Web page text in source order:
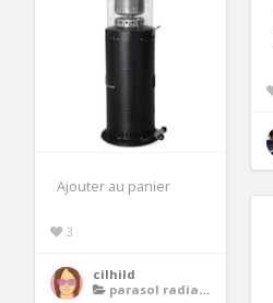
Ajouter au panier
3
cilhild
parasol radiateur chauffant